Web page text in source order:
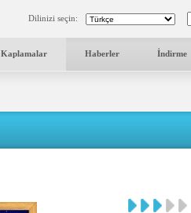
Dilinizi seçin:
Kaplamalar Haberler İndirme